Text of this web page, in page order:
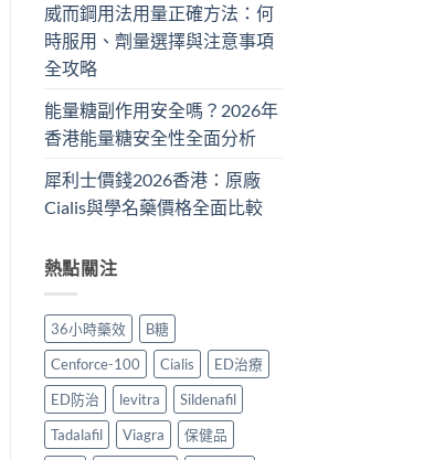
威而鋼用法用量正確方法：何
時服用、劑量選擇與注意事項
全攻略
能量糖副作用安全嗎？2026年
香港能量糖安全性全面分析
犀利士價錢2026香港：原廠
Cialis與學名藥價格全面比較
熱點關注
36小時藥效
B糖
Cenforce-100
Cialis
ED治療
ED防治
levitra
Sildenafil
Tadalafil
Viagra
保健品